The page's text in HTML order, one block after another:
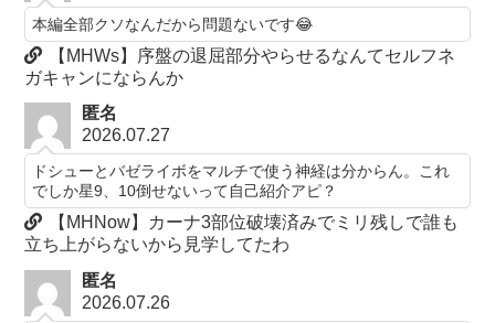
本編全部クソなんだから問題ないです😂
【MHWs】序盤の退屈部分やらせるなんてセルフネ
ガキャンにならんか
匿名
2026.07.27
ドシューとバゼライボをマルチで使う神経は分からん。これ
でしか星9、10倒せないって自己紹介アピ？
【MHNow】カーナ3部位破壊済みでミリ残しで誰も
立ち上がらないから見学してたわ
匿名
2026.07.26